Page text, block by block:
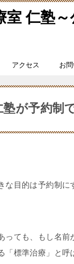
室 仁塾～
アクセス お
が予約制
目的は予約制に
ても、もし名前
標準治療」と